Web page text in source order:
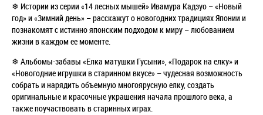
❄ Истории из серии «14 лесных мышей» Ивамура Кадзуо – «Новый
год» и «Зимний день» – расскажут о новогодних традициях Японии и
познакомят с истинно японским подходом к миру – любованием
жизни в каждом ее моменте.
❄ Альбомы-забавы «Елка матушки Гусыни», «Подарок на елку» и
«Новогодние игрушки в старинном вкусе» – чудесная возможность
собрать и нарядить объемную многоярусную елку, создать
оригинальные и красочные украшения начала прошлого века, а
также поучаствовать в старинных играх.